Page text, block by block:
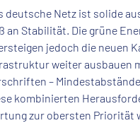
deutsche Netz ist solide
an Stabilität. Die grüne
jedoch die neuen
weiter ausbauen
–
kombinierten
zur obersten Priorität